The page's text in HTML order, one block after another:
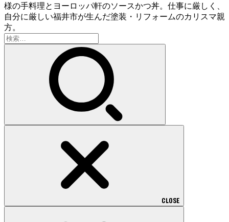
様の手料理とヨーロッパ軒のソースかつ丼。仕事に厳しく、
自分に厳しい福井市が生んだ塗装・リフォームのカリスマ親
方。
検
索:
CLOSE